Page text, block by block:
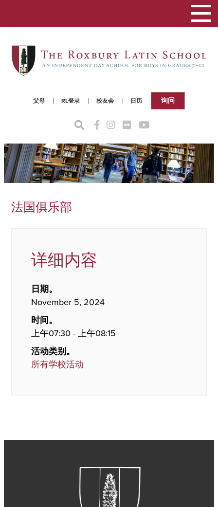
父母 RL登录 校友会 日历 询问
切
换
导
法国俱乐部
详细内容
日期。
November 5, 2024
时间。
上午07:30 - 上午08:15
活动类别。
所有学校活动